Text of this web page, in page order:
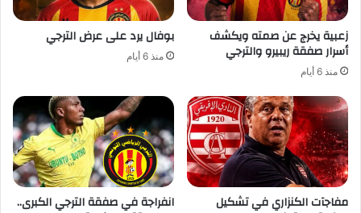
زعبية يخرج عن صمته ويكشف
أسرار صفقة ريبيرو والترجي
منذ 6 أيام
بوفال يرد على عرض الترجي
منذ 6 أيام
مفاجآت الكنزاري في تشكيل انفراجة في صفقة الترجي الكبرى..